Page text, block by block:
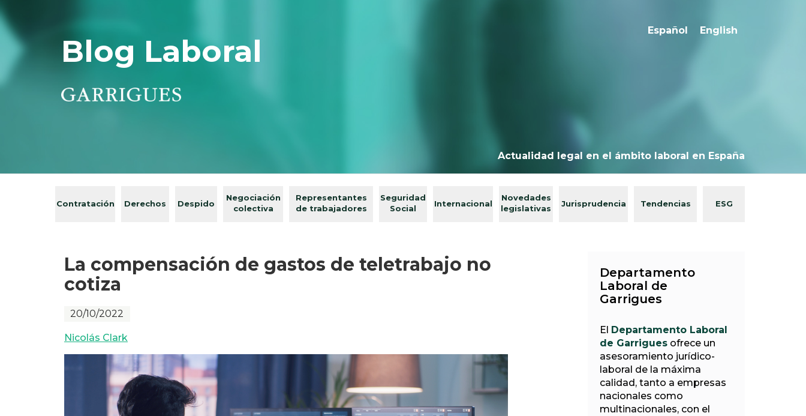
Blog Laboral
Español English
Actualidad legal en el ámbito laboral en España
Contratación Derechos Despido
Negociación
colectiva
Representantes
de trabajadores
Seguridad
Social
Internacional
Novedades
legislativas
Jurisprudencia Tendencias ESG
La compensación de gastos de teletrabajo no
cotiza
20/10/2022
Nicolás Clark
Departamento
Laboral de
Garrigues
El
Departamento Laboral
de Garriguesofrece un
asesoramiento jurídico-
laboral de la máxima
calidad, tanto a empresas
nacionales como
multinacionales, con el